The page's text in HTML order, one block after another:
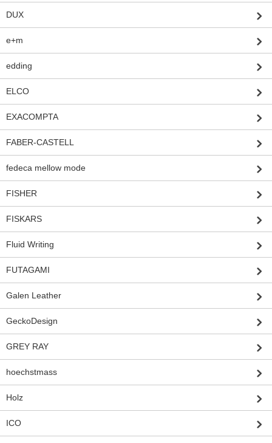
DUX
e+m
edding
ELCO
EXACOMPTA
FABER-CASTELL
fedeca mellow mode
FISHER
FISKARS
Fluid Writing
FUTAGAMI
Galen Leather
GeckoDesign
GREY RAY
hoechstmass
Holz
ICO